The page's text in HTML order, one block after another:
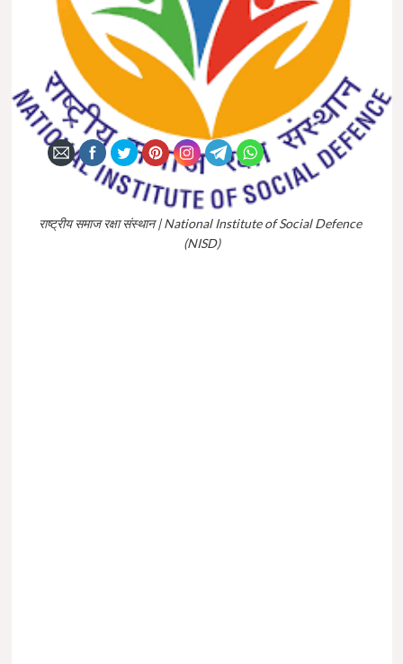
राष्ट्रीय समाज रक्षा संस्थान | National Institute of Social Defence
(NISD)